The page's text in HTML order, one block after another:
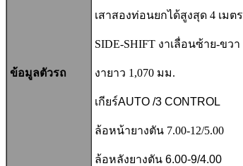
ข้อมูลตัวรถ
เสาสองท่อนยกได้สูงสุด 4 เมตร
SIDE-SHIFT งาเลื่อนซ้าย-ขวา
งายาว 1,070 มม.
เกียร์AUTO /3 CONTROL
ล้อหน้ายางตัน 7.00-12/5.00
ล้อหลังยางตัน 6.00-9/4.00